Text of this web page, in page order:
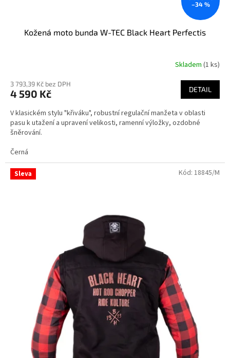
–34 %
Kožená moto bunda W-TEC Black Heart Perfectis
produktu
je
z
5
hvězdiček.
Skladem(1 ks)
3 793,39 Kč bez DPH
4 590 Kč DETAIL
V klasickém stylu "křiváku", robustní regulační manžeta v oblasti
pasu k utažení a upravení velikosti, ramenní výložky, ozdobné
šněrování.
Černá
Sleva Kód: 18845/M